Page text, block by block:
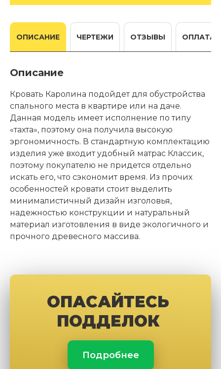
ОПИСАНИЕ ЧЕРТЕЖИ ОТЗЫВЫ ОПЛАТА
Описание
Кровать Каролина подойдет для обустройства
спального места в квартире или на даче.
Данная модель имеет исполнение по типу
«тахта», поэтому она получила высокую
эргономичность. В стандартную комплектацию
изделия уже входит удобный матрас Классик,
поэтому покупателю не придется отдельно
искать его, что сэкономит время. Из прочих
особенностей кровати стоит выделить
минималистичный дизайн изголовья,
надежностью конструкции и натуральный
материал изготовления в виде экологичного и
прочного древесного массива.
ОПАСАЙТЕСЬ
ПОДДЕЛОК
Подробнее